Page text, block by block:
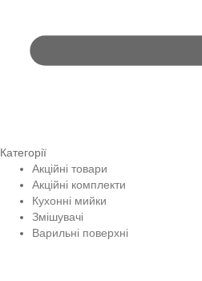
Категорії
Акційні товари
Акційні комплекти
Кухонні мийки
Змішувачі
Варильні поверхні